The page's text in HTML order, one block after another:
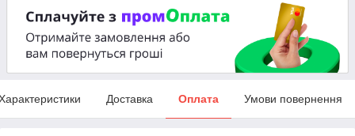
Доставка Оплата Умови повернення